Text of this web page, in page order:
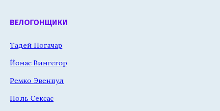
ВЕЛОГОНЩИКИ
Тадей Погачар
Йонас Вингегор
Ремко Эвенпул
Поль Сексас